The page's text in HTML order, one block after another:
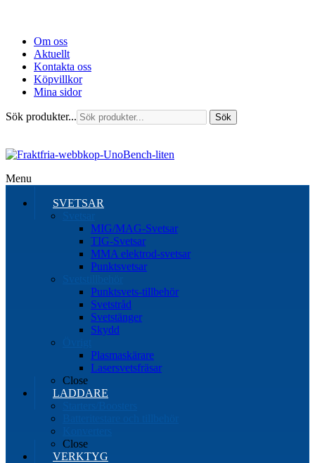
Om oss
Aktuellt
Kontakta oss
Köpvillkor
Mina sidor
Sök produkter... Sök
Menu
SVETSAR
MIG/MAG-Svetsar
TIG-Svetsar
MMA elektrod-svetsar
Punktsvetsar
Punktsvets-tillbehör
Svetstråd
Svetstänger
Skydd
Plasmaskärare
Lasersvetsfräsar
Close
LADDARE
Close
VERKTYG